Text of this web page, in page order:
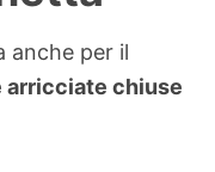
anche per il
arricciate chiuse